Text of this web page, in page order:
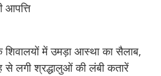
आपत्ति
शिवालयों में उमड़ा आस्था का सैलाब,
से लगी श्रद्धालुओं की लंबी कतारें